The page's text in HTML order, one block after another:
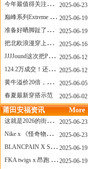
今年最值得关注的AF1！KOBE x AF1 明日发售
2025-06-23
巅峰系列Extreme Diver潜水腕表与Revival Diver复刻版潜水腕表共同推出“暗影款”新作
2025-06-19
准备好晒脚趾了吗？透明款 AF1 要回归了
2025-06-19
把北欧浪漫穿上脚，Cecilie Bahnsen x ASICS
2025-06-16
JJJJound这次把PUMA改得好安静
2025-06-12
124.2万成交！还有什么是Labubu做不到的？
2025-06-12
黄牛溢价20倍，「Labubu」3.0市价大盘点！假货比正品还贵...
2025-06-05
春夏最新穿搭示范
2025-06-02
莆田安福资讯 More
这就是2026的街头感！Prada新包我先爱了
2025-06-23
Nike x 《怪奇物语》联名回归，终于轮到这双热门款了！
2025-06-23
BLANCPAIN X SWATCH联名款 BIOCERAMIC SCUBA FIFTY FATHOMS 系列推出全新 GREEN ABYSS（碧波洋）腕表
2025-06-19
FKA twigs x 昂跑 联名来了，这三双 Cloud X 你选哪一双？
2025-06-19